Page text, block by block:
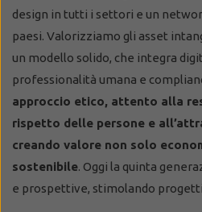
design in tutti i settori e un
paesi. Valorizziamo gli asset
un modello solido, che integra
professionalità umana e
approccio etico, attento alla
rispetto delle persone e
creando valore non solo
sostenibile. Oggi la quinta
e prospettive, stimolando